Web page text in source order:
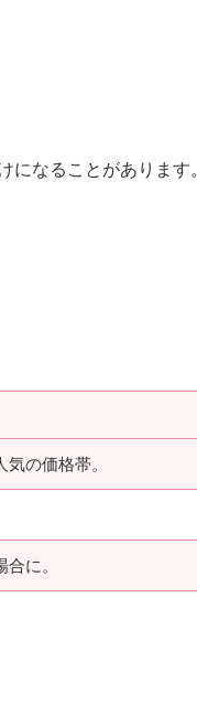
なることがあります。
の価格帯。
に。